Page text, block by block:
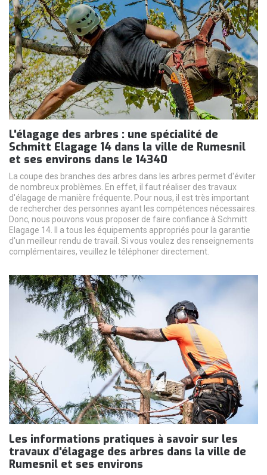
L'élagage des arbres : une spécialité de
Schmitt Elagage 14 dans la ville de Rumesnil
et ses environs dans le 14340
La coupe des branches des arbres dans les arbres permet d'éviter
de nombreux problèmes. En effet, il faut réaliser des travaux
d'élagage de manière fréquente. Pour nous, il est très important
de rechercher des personnes ayant les compétences nécessaires.
Donc, nous pouvons vous proposer de faire confiance à Schmitt
Elagage 14. Il a tous les équipements appropriés pour la garantie
d'un meilleur rendu de travail. Si vous voulez des renseignements
complémentaires, veuillez le téléphoner directement.
Les informations pratiques à savoir sur les
travaux d'élagage des arbres dans la ville de
Rumesnil et ses environs